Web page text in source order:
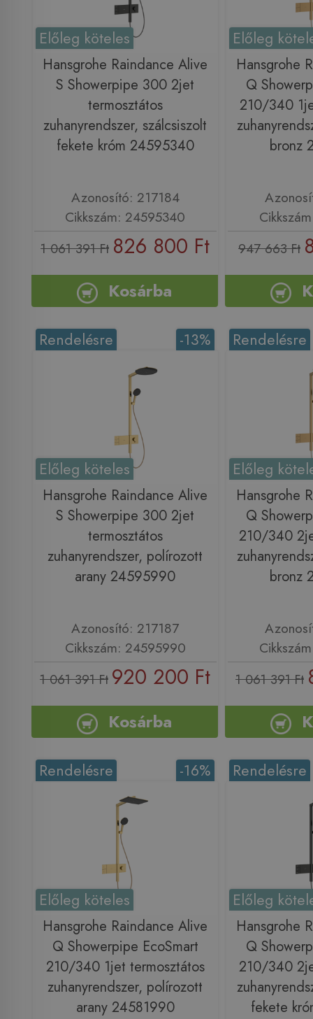
Előleg köteles
Hansgrohe Raindance Alive
S Showerpipe 300 2jet
termosztátos
zuhanyrendszer, szálcsiszolt
fekete króm 24595340
Azonosító: 217184
Cikkszám: 24595340
1 061 391 Ft 826 800 Ft
Kosárba
Előleg
Hansgrohe
Q
210/340
bronz
947 663 Ft
-13%
Rendelésre
Előleg köteles
Hansgrohe Raindance Alive
S Showerpipe 300 2jet
termosztátos
zuhanyrendszer, polírozott
arany 24595990
Azonosító: 217187
Cikkszám: 24595990
1 061 391 Ft 920 200 Ft
Kosárba
Rendelésre
Előleg
Hansgrohe
Q
210/340
bronz
1 061 391 Ft
-16%
Rendelésre
Előleg köteles
Hansgrohe Raindance Alive
Q Showerpipe EcoSmart
210/340 1jet termosztátos
zuhanyrendszer, polírozott
arany 24581990
Rendelésre
Előleg
Hansgrohe
Q
210/340
fekete